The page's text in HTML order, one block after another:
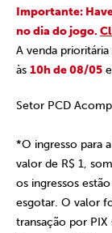
Importante:
no dia do jogo.
A venda
às 10h de 08/05
Setor PCD
*O ingresso para
valor de R$ 1,
os ingressos
esgotar. O valor
transação por PIX